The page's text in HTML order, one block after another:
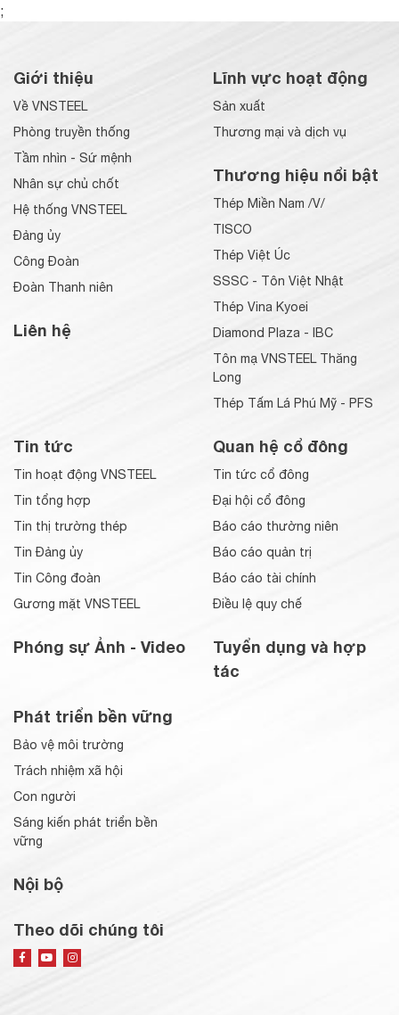
;
Giới thiệu
Về VNSTEEL
Phòng truyền thống
Tầm nhìn - Sứ mệnh
Nhân sự chủ chốt
Hệ thống VNSTEEL
Đảng ủy
Công Đoàn
Đoàn Thanh niên
Liên hệ
Lĩnh vực hoạt động
Sản xuất
Thương mại và dịch vụ
Thương hiệu nổi bật
Thép Miền Nam /V/
TISCO
Thép Việt Úc
SSSC - Tôn Việt Nhật
Thép Vina Kyoei
Diamond Plaza - IBC
Tôn mạ VNSTEEL Thăng
Long
Thép Tấm Lá Phú Mỹ - PFS
Tin tức
Tin hoạt động VNSTEEL
Tin tổng hợp
Tin thị trường thép
Tin Đảng ủy
Tin Công đoàn
Gương mặt VNSTEEL
Phóng sự Ảnh - Video
Quan hệ cổ đông
Tin tức cổ đông
Đại hội cổ đông
Báo cáo thường niên
Báo cáo quản trị
Báo cáo tài chính
Điều lệ quy chế
Tuyển dụng và hợp
tác
Phát triển bền vững
Bảo vệ môi trường
Trách nhiệm xã hội
Con người
Sáng kiến phát triển bền
vững
Nội bộ
Theo dõi chúng tôi